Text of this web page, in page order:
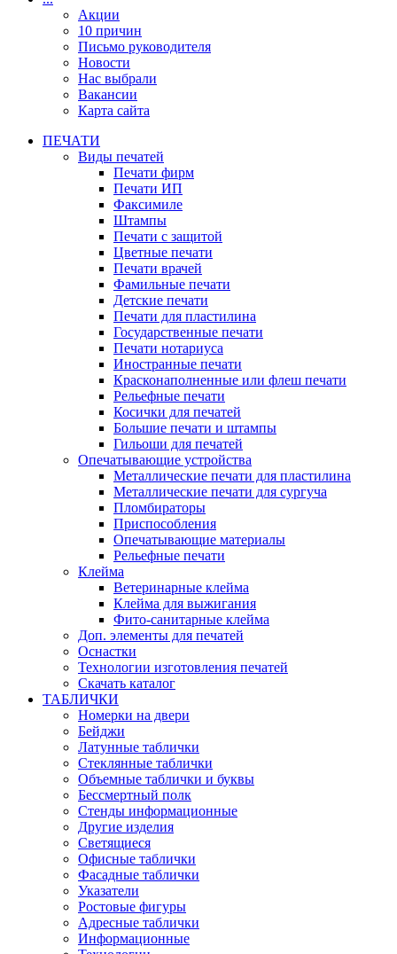
Акции
10 причин
Письмо руководителя
Новости
Нас выбрали
Вакансии
Карта сайта
ПЕЧАТИ
Виды печатей
Печати фирм
Печати ИП
Факсимиле
Штампы
Печати с защитой
Цветные печати
Печати врачей
Фамильные печати
Детские печати
Печати для пластилина
Государственные печати
Печати нотариуса
Иностранные печати
Красконаполненные или флеш печати
Рельефные печати
Косички для печатей
Большие печати и штампы
Гильоши для печатей
Опечатывающие устройства
Металлические печати для пластилина
Металлические печати для сургуча
Пломбираторы
Приспособления
Опечатывающие материалы
Рельефные печати
Клейма
Ветеринарные клейма
Клейма для выжигания
Фито-санитарные клейма
Доп. элементы для печатей
Оснастки
Технологии изготовления печатей
Скачать каталог
ТАБЛИЧКИ
Номерки на двери
Бейджи
Латунные таблички
Стеклянные таблички
Объемные таблички и буквы
Бессмертный полк
Стенды информационные
Другие изделия
Светящиеся
Офисные таблички
Фасадные таблички
Указатели
Ростовые фигуры
Адресные таблички
Информационные